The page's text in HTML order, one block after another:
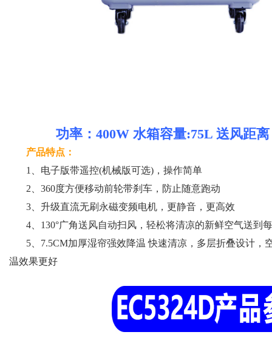
功率：400W 水箱容量:75L 送风距
产品特点：
1、电子版带遥控(机械版可选)，操作简单
2、360度方便移动前轮带刹车，防止随意跑动
3、升级直流无刷永磁变频电机，更静音，更高效
4、130°广角送风自动扫风，轻松将清凉的新鲜空气送到
5、7.5CM加厚湿帘强效降温 快速清凉，多层折叠设计，
温效果更好